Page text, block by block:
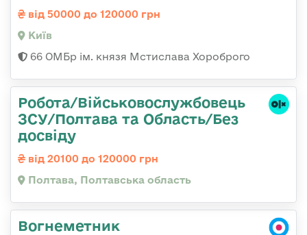
від 50000 до 120000 грн
Київ
66 ОМБр ім. князя Мстислава Хороброго
Робота/Військовослужбовець
ЗСУ/Полтава та Область/Без
досвіду
від 20100 до 120000 грн
Полтава, Полтавська область
Вогнеметник